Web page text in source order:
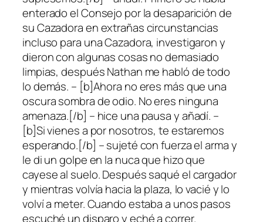
enterado el Consejo por la desaparición de
su Cazadora en extrañas circunstancias
incluso para una Cazadora, investigaron y
dieron con algunas cosas no demasiado
limpias, después Nathan me habló de todo
lo demás. – [b]Ahora no eres más que una
oscura sombra de odio. No eres ninguna
amenaza.[/b] – hice una pausa y añadí. –
[b]Si vienes a por nosotros, te estaremos
esperando.[/b] – sujeté con fuerza el arma y
le di un golpe en la nuca que hizo que
cayese al suelo. Después saqué el cargador
y mientras volvía hacia la plaza, lo vacié y lo
volví a meter. Cuando estaba a unos pasos
escuché un disparo y eché a correr.